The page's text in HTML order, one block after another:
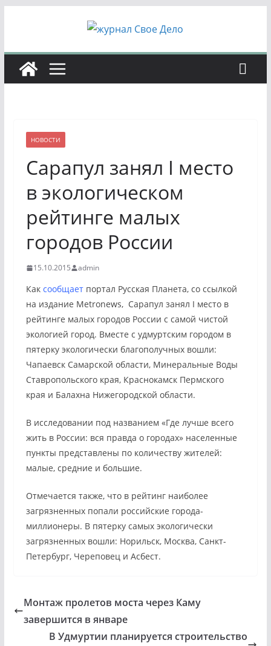
НОВОСТИ
Сарапул занял I место
в экологическом
рейтинге малых
городов России
15.10.2015 admin
Как сообщаетпортал Русская Планета, со ссылкой
на издание Metronews, Сарапул занял I место в
рейтинге малых городов России с самой чистой
экологией город. Вместе с удмуртским городом в
пятерку экологически благополучных вошли:
Чапаевск Самарской области, Минеральные Воды
Ставропольского края, Краснокамск Пермского
края и Балахна Нижегородской области.
В исследовании под названием «Где лучше всего
жить в России: вся правда о городах» населенные
пункты представлены по количеству жителей:
малые, средние и большие.
Отмечается также, что в рейтинг наиболее
загрязненных попали российские города-
миллионеры. В пятерку самых экологически
загрязненных вошли: Норильск, Москва, Санкт-
Петербург, Череповец и Асбест.
Монтаж пролетов моста через Каму
завершится в январе
В Удмуртии планируется строительство